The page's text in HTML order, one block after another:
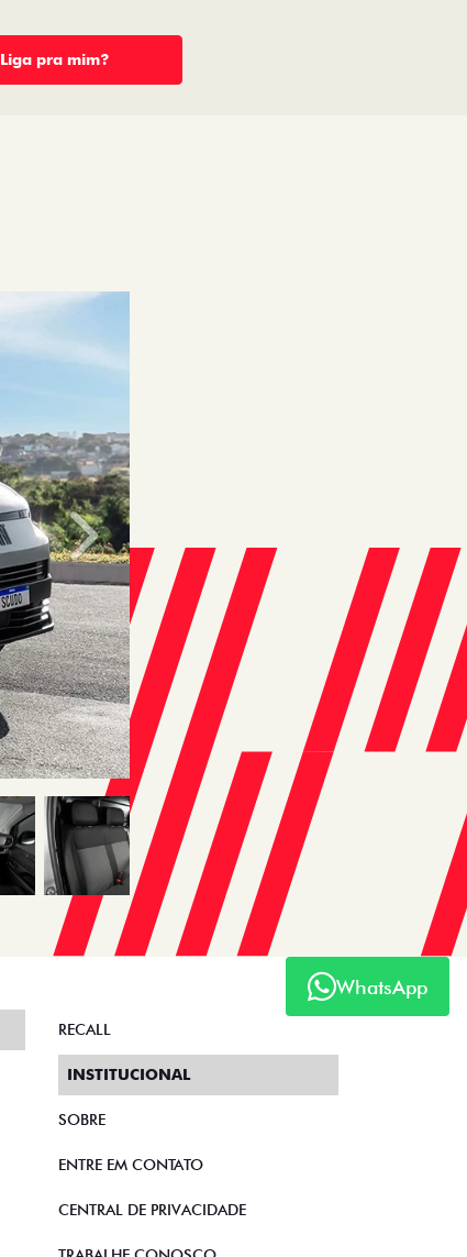
Liga pra mim?
Próximo
WhatsApp
RECALL
INSTITUCIONAL
SOBRE
ENTRE EM CONTATO
CENTRAL DE PRIVACIDADE